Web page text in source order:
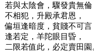
若與太陰會，驟發貴無
不相犯，升殿承君恩，
偏垣逢暗度，貧賤不可
逢若定，羊陀眼目昏，
二限若值此，必定賣田園